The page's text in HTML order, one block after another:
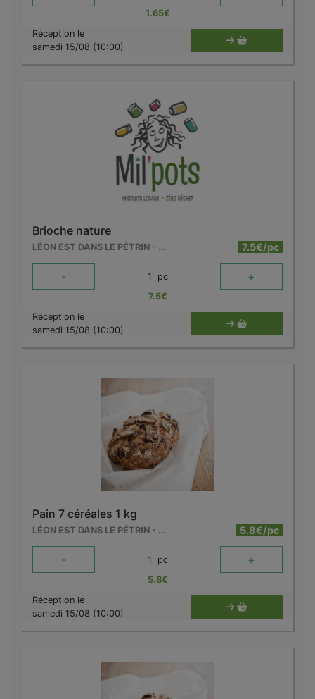
1.65€
Réception le
samedi 15/08 (10:00)
Brioche nature
LÉON EST DANS LE PÉTRIN - MOUSCRON 7.5€/pc
- 1 pc +
7.5€
Réception le
samedi 15/08 (10:00)
Pain 7 céréales 1 kg
LÉON EST DANS LE PÉTRIN - MOUSCRON 5.8€/pc
- 1 pc +
5.8€
Réception le
samedi 15/08 (10:00)